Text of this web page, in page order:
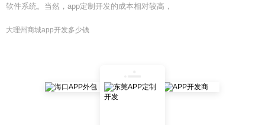
软件系统。当然，app定制开发的成本相对较高，
大理州商城app开发多少钱